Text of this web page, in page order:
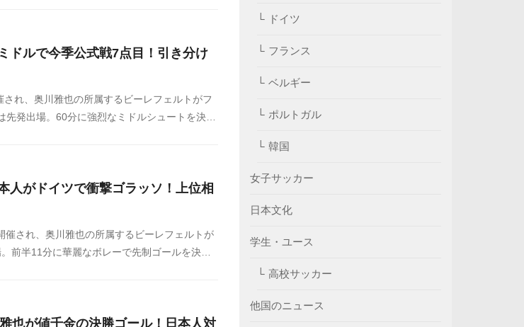
今季ブンデスリーガで7点目を記録した。
ドルで今季公式戦7点目！引き分け
れ、奥川雅也の所属するビーレフェルトがフ
発出場。60分に強烈なミドルシュートを決め
人がドイツで衝撃ゴラッソ！上位相
され、奥川雅也の所属するビーレフェルトが
前半11分に華麗なボレーで先制ゴールを決め
也が値千金の決勝ゴール！日本人対
ドイツ
フランス
ベルギー
ポルトガル
韓国
女子サッカー
日本文化
学生・ユース
高校サッカー
他国のニュース